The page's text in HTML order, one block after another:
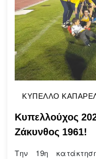
ΚΥΠΕΛΛΟ
Κυπελλούχος
Ζάκυνθος 1961!
Την 19η